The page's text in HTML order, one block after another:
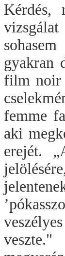
Kérdés,
gyakran
film noir
femme
aki
erejét.